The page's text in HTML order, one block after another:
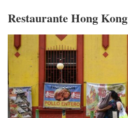
Restaurante Hong Kong